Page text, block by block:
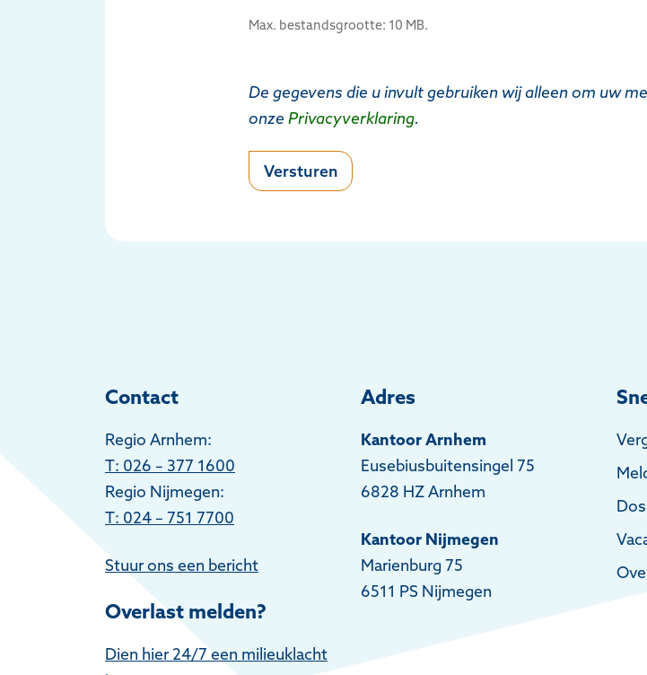
Max. bestandsgrootte: 10 MB.
De gegevens die u invult gebruiken wij alleen om uw
onze Privacyverklaring.
Contact
Regio Arnhem:
T: 026 – 377 1600
Regio Nijmegen:
T: 024 – 751 7700
Stuur ons een bericht
Overlast melden?
Dien hier 24/7 een milieuklacht
Adres
Kantoor Arnhem
Eusebiusbuitensingel 75
6828 HZ Arnhem
Kantoor Nijmegen
Marienburg 75
6511 PS Nijmegen